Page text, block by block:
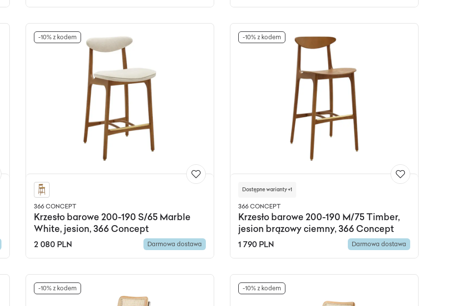
-10% z kodem
366 CONCEPT
Krzesło barowe 200-190 S/65 Marble
White, jesion, 366 Concept
2 080 PLN Darmowa dostawa
-10% z kodem
Dostępne warianty +1
366 CONCEPT
Krzesło barowe 200-190 M/75 Timber,
jesion brązowy ciemny, 366 Concept
1 790 PLN Darmowa dostawa
-10% z kodem -10% z kodem